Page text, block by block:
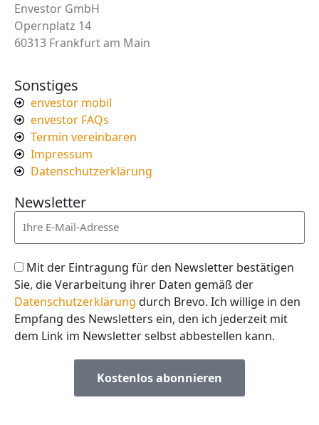
Envestor GmbH
Opernplatz 14
60313 Frankfurt am Main
Sonstiges
envestor mobil
envestor FAQs
Termin vereinbaren
Impressum
Datenschutzerklärung
Newsletter
Mit der Eintragung für den Newsletter bestätigen
Sie, die Verarbeitung ihrer Daten gemäß der
Datenschutzerklärung durch Brevo. Ich willige in den
Empfang des Newsletters ein, den ich jederzeit mit
dem Link im Newsletter selbst abbestellen kann.
Kostenlos abonnieren